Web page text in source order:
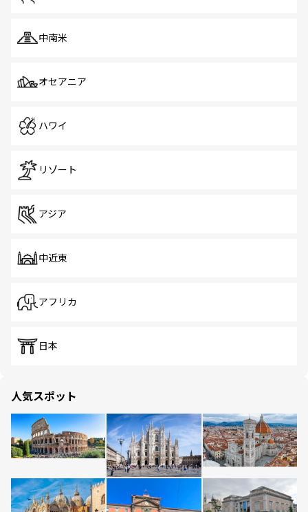
中南米
オセアニア
ハワイ
リゾート
アジア
中近東
アフリカ
日本
人気スポット